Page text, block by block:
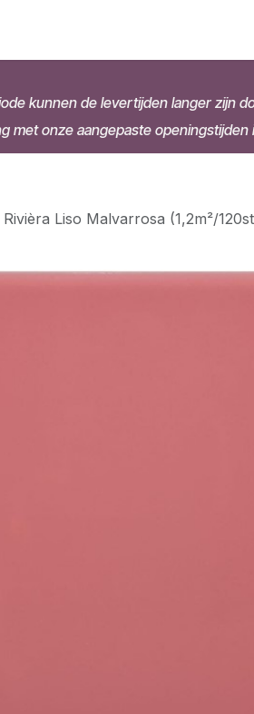
kunnen de levertijden langer zijn
met onze aangepaste
Liso Malvarrosa (1,2m²/